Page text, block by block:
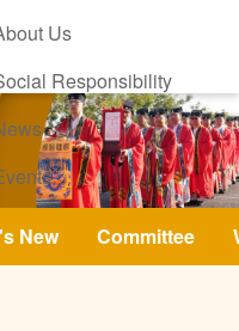
Us
Responsibility
Us
New Committee